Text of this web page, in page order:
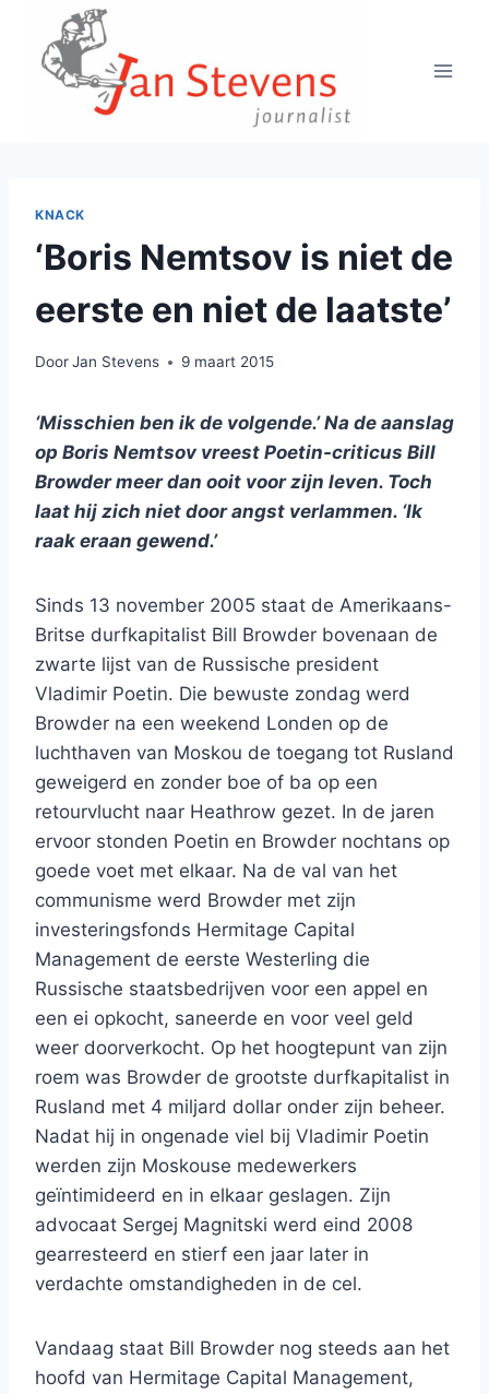
Doorgaan
inhoud
KNACK
‘Boris Nemtsov is niet de
eerste en niet de laatste’
DoorJan Stevens 9 maart 2015
‘Misschien ben ik de volgende.’ Na de aanslag
op Boris Nemtsov vreest Poetin-criticus Bill
Browder meer dan ooit voor zijn leven. Toch
laat hij zich niet door angst verlammen. ‘Ik
raak eraan gewend.’
Sinds 13 november 2005 staat de Amerikaans-
Britse durfkapitalist Bill Browder bovenaan de
zwarte lijst van de Russische president
Vladimir Poetin. Die bewuste zondag werd
Browder na een weekend Londen op de
luchthaven van Moskou de toegang tot Rusland
geweigerd en zonder boe of ba op een
retourvlucht naar Heathrow gezet. In de jaren
ervoor stonden Poetin en Browder nochtans op
goede voet met elkaar. Na de val van het
communisme werd Browder met zijn
investeringsfonds Hermitage Capital
Management de eerste Westerling die
Russische staatsbedrijven voor een appel en
een ei opkocht, saneerde en voor veel geld
weer doorverkocht. Op het hoogtepunt van zijn
roem was Browder de grootste durfkapitalist in
Rusland met 4 miljard dollar onder zijn beheer.
Nadat hij in ongenade viel bij Vladimir Poetin
werden zijn Moskouse medewerkers
geïntimideerd en in elkaar geslagen. Zijn
advocaat Sergej Magnitski werd eind 2008
gearresteerd en stierf een jaar later in
verdachte omstandigheden in de cel.
Vandaag staat Bill Browder nog steeds aan het
hoofd van Hermitage Capital Management,